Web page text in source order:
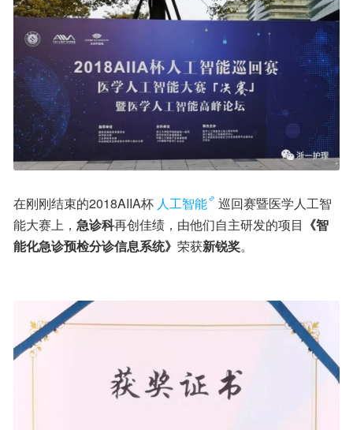
在刚刚结束的2018AIIA杯 人工智能
巡回赛暨医学人工智
能大赛上， 急诊科再创佳绩，由他们自主研发的项目 《智
能化急诊预检分诊信息系统》 荣获新锐奖。